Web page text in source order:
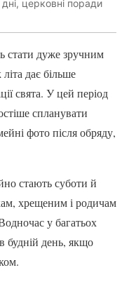
церковні поради
стати дуже зручним
дає більше
свята. У цей період
спланувати
фото після обряду,
стають суботи й
хрещеним і родичам
у багатьох
будній день, якщо